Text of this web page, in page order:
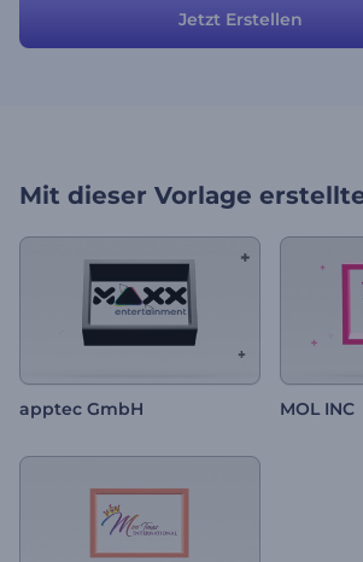
Jetzt Erstellen
Mit dieser Vorlage
apptec GmbH MOL INC